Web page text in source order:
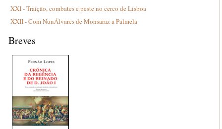
XXI - Traição, combates e peste no cerco de Lisboa
XXII - Com NunÁlvares de Monsaraz a Palmela
Breves